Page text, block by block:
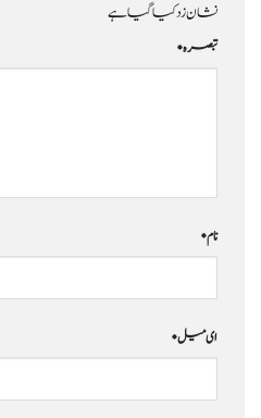
نشان زد کیا گیا ہے
تبصرہ*
نام*
ای میل*